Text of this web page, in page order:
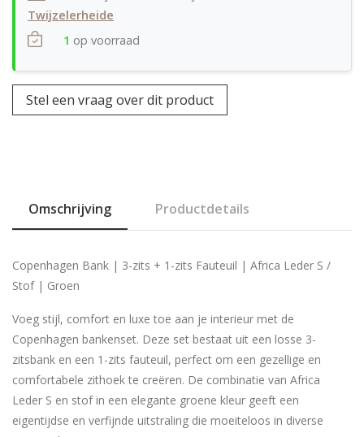
Twijzelerheide
1 op voorraad
Stel een vraag over dit product
Omschrijving Productdetails
Copenhagen Bank | 3-zits + 1-zits Fauteuil | Africa Leder S /
Stof | Groen
Voeg stijl, comfort en luxe toe aan je interieur met de
Copenhagen bankenset. Deze set bestaat uit een losse 3-
zitsbank en een 1-zits fauteuil, perfect om een gezellige en
comfortabele zithoek te creëren. De combinatie van Africa
Leder S en stof in een elegante groene kleur geeft een
eigentijdse en verfijnde uitstraling die moeiteloos in diverse